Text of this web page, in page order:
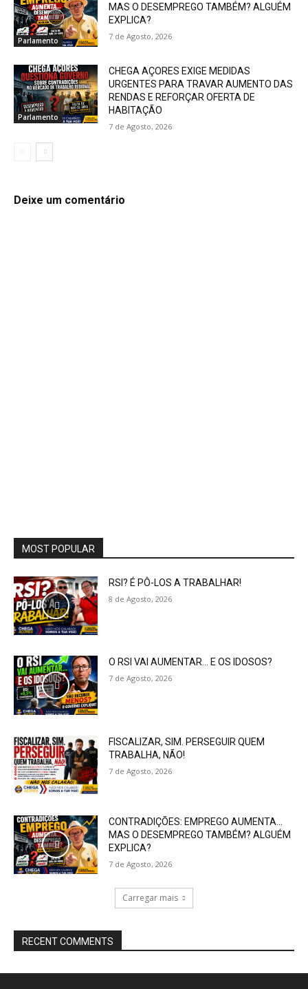
Parlamento
MAS O DESEMPREGO TAMBÉM? ALGUÉM
EXPLICA?
7 de Agosto, 2026
Parlamento
CHEGA AÇORES EXIGE MEDIDAS
URGENTES PARA TRAVAR AUMENTO DAS
RENDAS E REFORÇAR OFERTA DE
HABITAÇÃO
7 de Agosto, 2026
Deixe um comentário
MOST POPULAR
RSI? É PÔ-LOS A TRABALHAR!
8 de Agosto, 2026
O RSI VAI AUMENTAR… E OS IDOSOS?
7 de Agosto, 2026
FISCALIZAR, SIM. PERSEGUIR QUEM
TRABALHA, NÃO!
7 de Agosto, 2026
CONTRADIÇÕES: EMPREGO AUMENTA…
MAS O DESEMPREGO TAMBÉM? ALGUÉM
EXPLICA?
7 de Agosto, 2026
Carregar mais
RECENT COMMENTS